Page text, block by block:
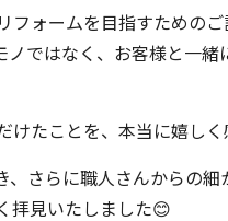
ォームを目指すための
ではなく、お客様と一
たことを、本当に嬉しく
さらに職人さんからの
拝見いたしました😊